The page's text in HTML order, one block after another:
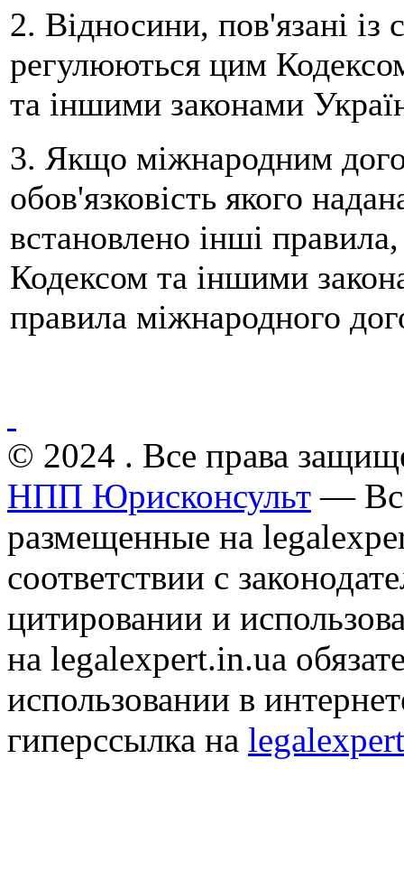
2. Відносини, пов'язані
регулюються цим
та іншими законами
3. Якщо міжнародним
обов'язковість якого
встановлено інші
Кодексом та іншими
правила міжнародного
© 2024 . Все права
НПП Юрисконсульт —
размещенные на
соответствии с
цитировании и
на legalexpert.in.ua
использовании в
гиперссылка на